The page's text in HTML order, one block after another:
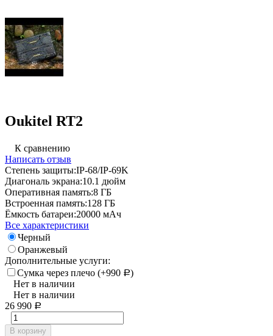
Oukitel RT2
К сравнению
Написать отзыв
Степень защиты:IP-68/IP-69K
Диагональ экрана:10.1 дюйм
Оперативная память:8 ГБ
Встроенная память:128 ГБ
Ёмкость батареи:20000 мАч
Все характеристики
Черный
Оранжевый
Дополнительные услуги:
Сумка через плечо (+990 Р)
Нет в наличии
Нет в наличии
26 990 Р
В корзину